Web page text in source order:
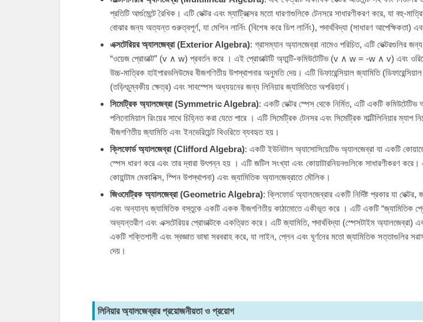
প্রতিটি আর্গুমেন্টে রৈখিক। এটি ভেক্টর এবং ম্যাট্রিক্সের মতো ধারণাগুলিকে টেনসরে সাধারণীকরণ করে, যা বহু-
বোঝার জন্য অত্যন্ত গুরুত্বপূর্ণ, যা মেশিন লার্নিং (বিশেষ করে ডিপ লার্নিং), পদার্থবিদ্যা (সাধারণ আপেক্ষিকতা)
এক্সটেরিয়র অ্যালজেব্রা (Exterior Algebra): গ্রাসম্যান অ্যালজেব্রা নামেও পরিচিত, এটি ভেক্টরগুলির জন্য
“ওয়েজ প্রোডাক্ট” (v ∧ w) প্রবর্তন করে । এই প্রোডাক্টটি অ্যান্টি-কমিউটেটিভ (v ∧ w = -w ∧ v) এবং
উচ্চ-মাত্রিক হাইপারভলিউমের বীজগণিতীয় উপস্থাপনার অনুমতি দেয়। এটি ডিফারেন্সিয়াল জ্যামিতি (ডিফারেন্সিয়াল
(তড়িৎচুম্বকীয় ক্ষেত্র) এবং সাবস্পেস অধ্যয়নের জন্য লিনিয়ার জ্যামিতিতে অপরিহার্য।
সিমেট্রিক অ্যালজেব্রা (Symmetric Algebra): একটি ভেক্টর স্পেস থেকে নির্মিত, এটি একটি কমিউটেটিভ
পলিনোমিয়াল রিংয়ের সাথে চিহ্নিত করা যেতে পারে । এটি সিমেট্রিক টেনসর এবং সিমেট্রিক মাল্টিলিনিয়ার ম্যাপ
বীজগণিতীয় জ্যামিতি এবং ইনভেরিয়েন্ট থিওরিতে ব্যবহৃত হয়।
ক্লিফোর্ড অ্যালজেব্রা (Clifford Algebra): একটি ইউনিটাল অ্যাসোসিয়েটিভ অ্যালজেব্রা যা একটি
স্পেস ধারণ করে এবং তার দ্বারা উৎপন্ন হয় । এটি জটিল সংখ্যা এবং কোয়াটারনিয়নগুলিকে সাধারণীকরণ করে।
কোয়ান্টাম মেকানিক্স, স্পিন উপস্থাপনা) এবং জ্যামিতিক অ্যালজেব্রাতে মৌলিক।
জিওমেট্রিক অ্যালজেব্রা (Geometric Algebra): ক্লিফোর্ড অ্যালজেব্রার একটি নির্দিষ্ট প্রকার যা
এবং অন্যান্য জ্যামিতিক বস্তুকে একটি একক বীজগণিতীয় কাঠামোতে একীভূত করে । এটি একটি “জ্যামিতিক
অভ্যন্তরীণ এবং এক্সটেরিয়র প্রোডাক্টকে একত্রিত করে। এটি জ্যামিতি, পদার্থবিদ্যা (স্পেসটাইম অ্যালজেব্রা)
একটি শক্তিশালী এবং স্বজ্ঞাত ভাষা সরবরাহ করে, যা লাইন, প্লেন এবং ঘূর্ণনের মতো জ্যামিতিক সত্তাগুলির
দেয়।
লিনিয়ার অ্যালজেব্রার প্রয়োজনীয়তা ও প্রয়োগ